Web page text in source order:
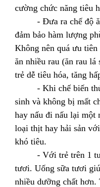
cường chức năng tiêu
- Đưa ra chế độ ăn
đảm bảo hàm lượng
Không nên quá ưu
ăn nhiều rau (ăn rau
trẻ dễ tiêu hóa, tăng
- Khi chế biến thức
sinh và không bị mất
hay nấu đi nấu lại một
loại thịt hay hải sản
khó tiêu.
- Với trẻ trên 1
tươi. Uống sữa tươi
nhiều dưỡng chất